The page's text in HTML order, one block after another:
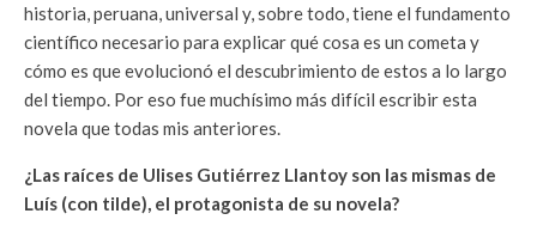
historia, peruana, universal y, sobre todo, tiene el fundamento
científico necesario para explicar qué cosa es un cometa y
cómo es que evolucionó el descubrimiento de estos a lo largo
del tiempo. Por eso fue muchísimo más difícil escribir esta
novela que todas mis anteriores.
¿Las raíces de Ulises Gutiérrez Llantoy son las mismas de
Luís (con tilde), el protagonista de su novela?